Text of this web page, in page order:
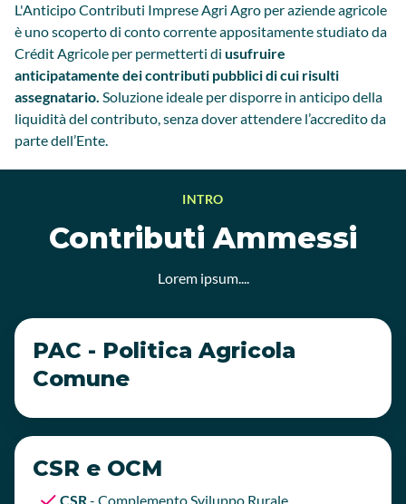
L'Anticipo Contributi Imprese Agri Agro per aziende agricole
è uno scoperto di conto corrente appositamente studiato da
Crédit Agricole per permetterti di usufruire
anticipatamente dei contributi pubblici di cui risulti
assegnatario. Soluzione ideale per disporre in anticipo della
liquidità del contributo,senza dover attendere l’accredito da
parte dell’Ente.
INTRO
Contributi Ammessi
Lorem ipsum....
PAC - Politica Agricola
Comune
CSR e OCM
CSR- Complemento Sviluppo Rurale